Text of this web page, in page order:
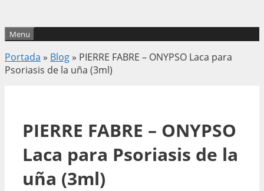
Menu
Portada » Blog » PIERRE FABRE – ONYPSO Laca para
Psoriasis de la uña (3ml)
PIERRE FABRE – ONYPSO
Laca para Psoriasis de la
uña (3ml)